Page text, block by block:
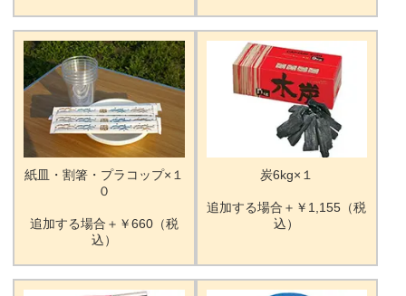
紙皿・割箸・プラコップ×１
０
追加する場合＋￥660（税
込）
炭6kg×１
追加する場合＋￥1,155（税
込）